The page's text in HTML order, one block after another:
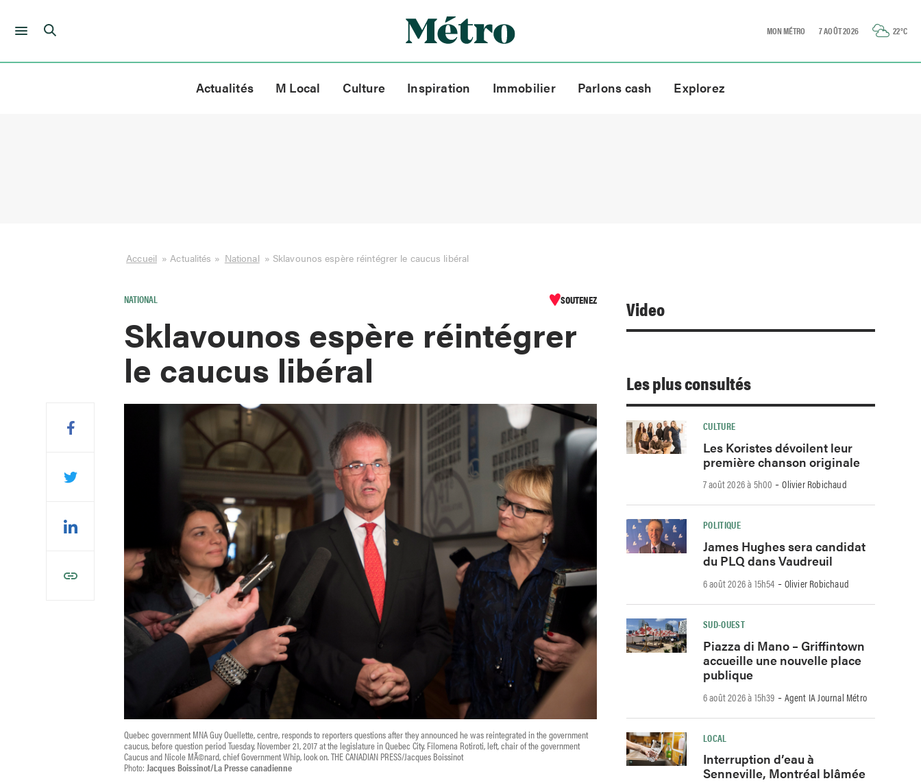
Skip
MON MÉTRO 7 AOÛT 2026 22°C
Actualités M Local Culture Inspiration Immobilier Parlons cash Explorez
Accueil »Actualités » National » Sklavounos espère réintégrer le caucus libéral
NATIONAL SOUTENEZ
Sklavounos espère réintégrer
le caucus libéral
Quebec government MNA Guy Ouellette, centre, responds to reporters questions after they announced he was reintegrated in the government
caucus, before question period Tuesday, November 21, 2017 at the legislature in Quebec City. Filomena Rotiroti, left, chair of the government
Caucus and Nicole MÃ©nard, chief Government Whip, look on. THE CANADIAN PRESS/Jacques Boissinot
Photo: Jacques Boissinot/La Presse canadienne
Video
Les plus consultés
CULTURE
Les Koristes dévoilent leur
première chanson originale
7 août 2026 à 5h00 -Olivier Robichaud
POLITIQUE
James Hughes sera candidat
du PLQ dans Vaudreuil
6 août 2026 à 15h54 -Olivier Robichaud
SUD-OUEST
Piazza di Mano – Griffintown
accueille une nouvelle place
publique
6 août 2026 à 15h39 -Agent IA Journal Métro
LOCAL
Interruption d’eau à
Senneville, Montréal blâmée